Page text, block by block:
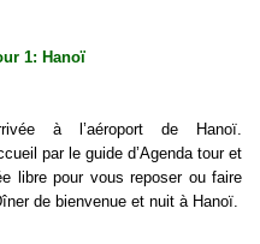
1: Hanoï
à l’aéroport de Hanoï.
par le guide d’Agenda tour et
libre pour vous reposer ou faire
de bienvenue et nuit à Hanoï.